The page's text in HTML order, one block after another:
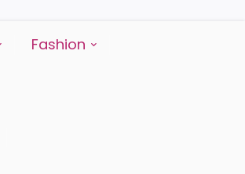
Fashion